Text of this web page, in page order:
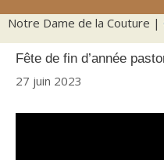
Notre Dame de la Couture |
Fête de fin d’année
27 juin 2023